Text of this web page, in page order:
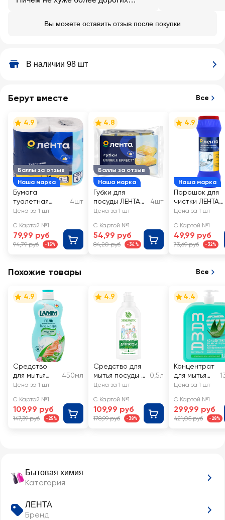
цена/качествоВы можете оставить отзыв после покупки
В наличии 98 шт
Бытовая химия
Категория
ЛЕНТА
Бренд
Берут вместе Все
Баллы за отзыв
Наша марка
4.9
Бумага
туалетная
ЛЕНТА 2 слоя
4шт
Цена за 1 шт
С Картой №1
79,99 руб
94,79 руб -15%
Баллы за отзыв
Наша марка
4.8
Губки для
посуды ЛЕНТА
Bubble effect
4шт
Цена за 1 шт
С Картой №1
54,99 руб
84,20 руб -34%
Наша марка
4.9
Порошок для
чистки ЛЕНТА
Ослепительно
Цена за 1 шт
С Картой №1
49,99 руб
73,69 руб -32%
Похожие товары Все
4.9
Средство
для мытья
посуды LAMM
вера
450мл
Цена за 1 шт
С Картой №1
109,99 руб
147,39 руб -25%
4.9
Средство для
мытья посуды и
детских
SYNERGETIC
биоразлагаемо
е с ароматом
0,5л
Цена за 1 шт
С Картой №1
109,99 руб
178,99 руб -38%
4.4
Концентрат
для мытья
посуды
ULTIMATE
Алоэ вера
Цена за 1 шт
С Картой №1
299,99 руб
421,05 руб -28%